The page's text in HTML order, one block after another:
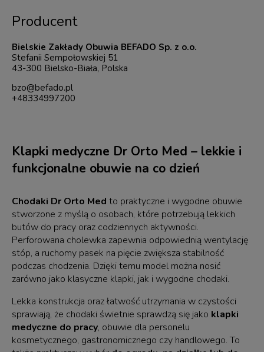
Producent
Bielskie Zakłady Obuwia BEFADO Sp. z o.o.
Stefanii Sempołowskiej 51
43-300 Bielsko-Biała, Polska
bzo@befado.pl
+48334997200
Klapki medyczne Dr Orto Med – lekkie i
funkcjonalne obuwie na co dzień
Chodaki Dr Orto Med to praktyczne i wygodne obuwie
stworzone z myślą o osobach, które potrzebują lekkich
butów do pracy oraz codziennych aktywności.
Perforowana cholewka zapewnia odpowiednią wentylację
stóp, a ruchomy pasek na pięcie zwiększa stabilność
podczas chodzenia. Dzięki temu model można nosić
zarówno jako klasyczne klapki, jak i wygodne chodaki.
Lekka konstrukcja oraz łatwość utrzymania w czystości
sprawiają, że chodaki świetnie sprawdzą się jako klapki
medyczne do pracy, obuwie dla personelu
kosmetycznego, gastronomicznego czy handlowego. To